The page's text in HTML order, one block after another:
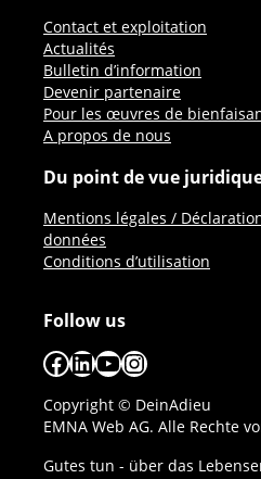
Contact et exploitation
Actualités
Bulletin d’information
Devenir partenaire
Pour les œuvres de
A propos de nous
Du point de vue
Mentions légales /
données
Conditions d’utilisation
Follow us
Facebook
LinkedIn
YouTube
Instagram
Copyright © DeinAdieu
EMNA Web AG. Alle Rechte
Gutes tun - über das